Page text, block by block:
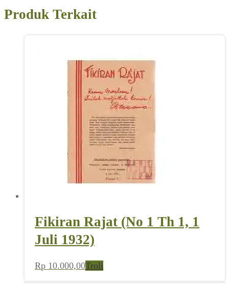
Produk Terkait
Fikiran Rajat (No 1 Th 1, 1
Juli 1932)
Rp 10.000,00Troli